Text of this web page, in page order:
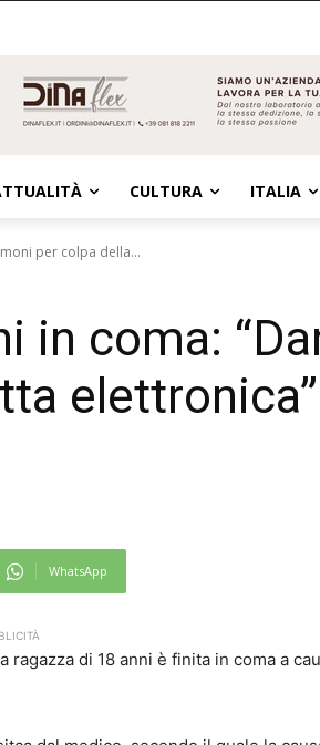
CULTURA ITALIA
per colpa della...
in coma:
elettronica”
WhatsApp
ragazza di 18 anni è finita in coma a